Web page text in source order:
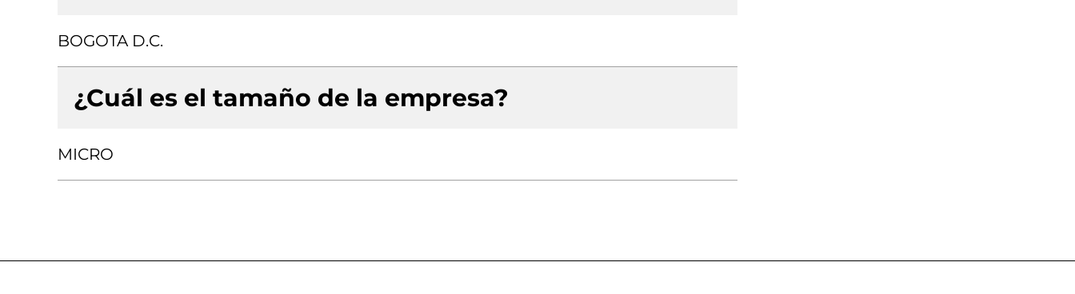
BOGOTA D.C.
¿Cuál es el tamaño de la empresa?
MICRO